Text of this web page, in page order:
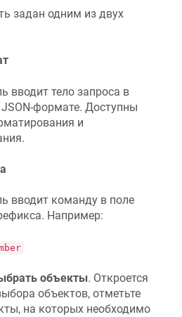
задан одним из двух
вводит тело запроса в
формате. Доступны
и
вводит команду в поле
Например:
объекты. Откроется
объектов, отметьте
на которых необходимо